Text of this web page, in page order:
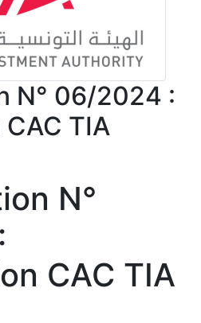
N° 06/2024 :
TIA
N°
CAC TIA